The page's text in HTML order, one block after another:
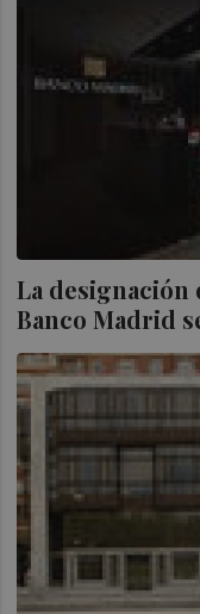
La designación
Banco Madrid